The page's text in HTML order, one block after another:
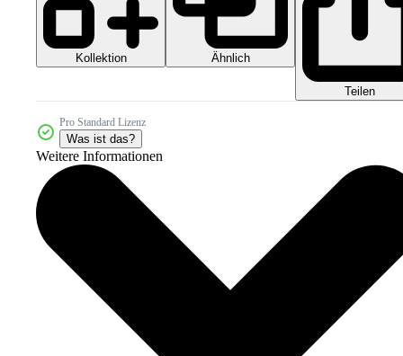
Kollektion Ähnlich
Teilen
Pro Standard Lizenz
Was ist das?
Weitere Informationen